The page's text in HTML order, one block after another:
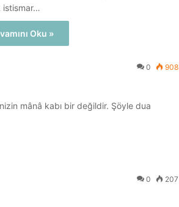
istismar…
Oku »
0 908
mânâ kabı bir değildir. Şöyle dua
0 207